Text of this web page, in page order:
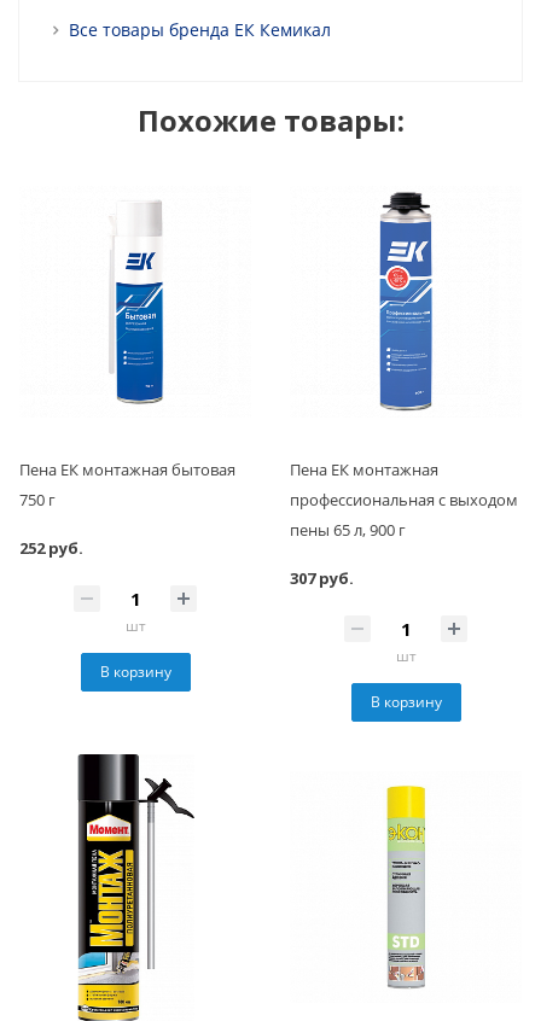
Все товары бренда ЕК Кемикал
Похожие товары:
Пена ЕК монтажная бытовая
750 г
252 руб.
шт
В корзину
Пена ЕК монтажная
профессиональная с выходом
пены 65 л, 900 г
307 руб.
шт
В корзину